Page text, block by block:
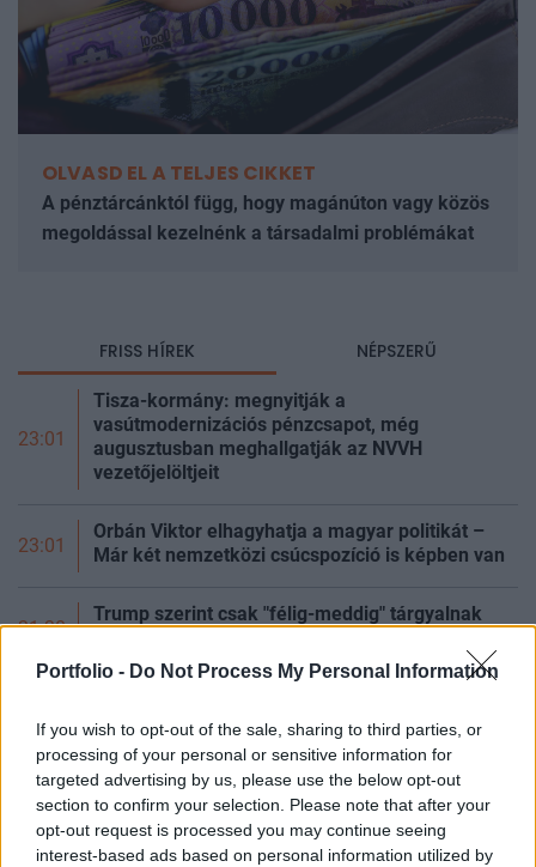
Portfolio - Do Not Process My Personal Information
If you wish to opt-out of the sale, sharing to third parties, or
processing of your personal or sensitive information for
targeted advertising by us, please use the below opt-out
section to confirm your selection. Please note that after your
opt-out request is processed you may continue seeing
interest-based ads based on personal information utilized by
OLVASD EL A TELJES CIKKET
A pénztárcánktól függ, hogy magánúton vagy közös
megoldással kezelnénk a társadalmi problémákat
FRISS HÍREK NÉPSZERŰ
23:01
Tisza-kormány: megnyitják a
vasútmodernizációs pénzcsapot, még
augusztusban meghallgatják az NVVH
vezetőjelöltjeit
23:01
Orbán Viktor elhagyhatja a magyar politikát –
Már két nemzetközi csúcspozíció is képben van
21:30
Trump szerint csak "félig-meddig" tárgyalnak
20:48
forgatókönyvtől tart a leginkább a főváros a
kormány lépése után
20:08 Újraélesztené a kormány a Planetáriumot
Teljes szélességben lezárták az M6-ost